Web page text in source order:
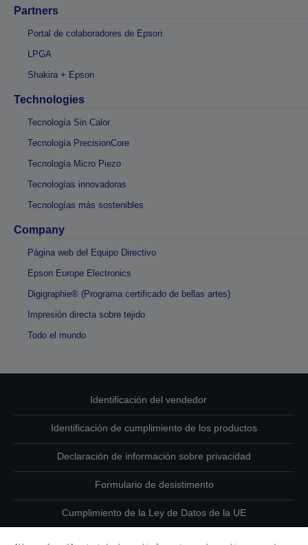
Partners
Portal de colaboradores de Epson
LPGA
Shakira + Epson
Technologies
Tecnología Sin Calor
Tecnología PrecisionCore
Tecnología Micro Piezo
Tecnologías innovadoras
Tecnologías más sostenibles
Company
Página web del Equipo Directivo
Epson Europe Electronics
Digigraphie® (Programa certificado de bellas artes)
Impresión directa sobre tejido
Todo el mundo
Identificación del vendedor
Identificación de cumplimiento de los productos
Declaración de información sobre privacidad
Formulario de desistimento
Cumplimiento de la Ley de Datos de la UE